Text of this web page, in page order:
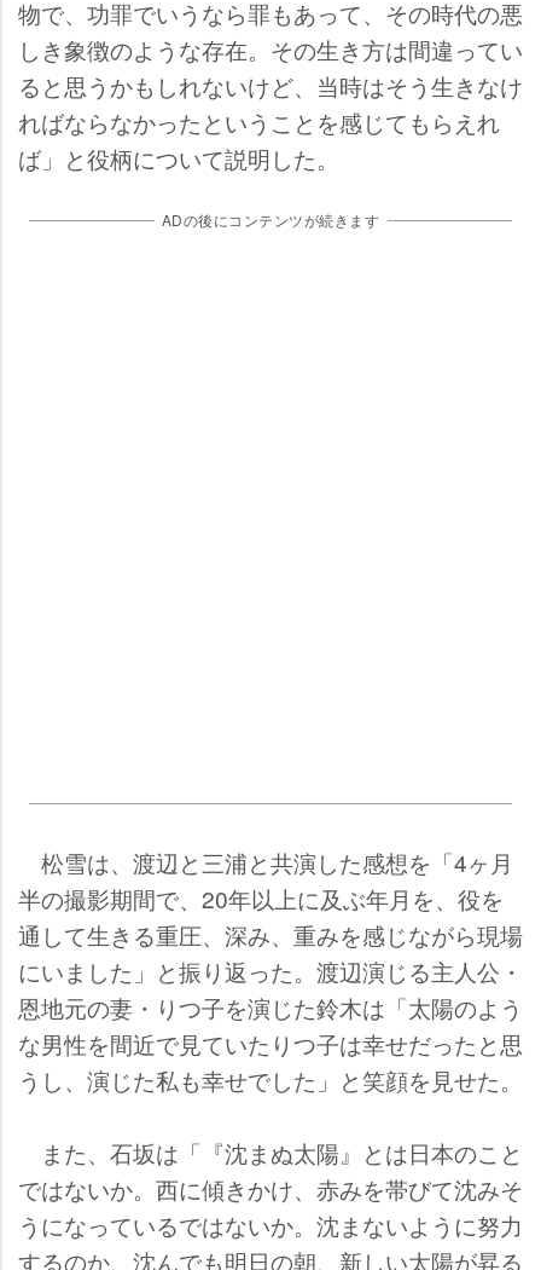
物で、功罪でいうなら罪もあって、その時代の悪
しき象徴のような存在。その生き方は間違ってい
ると思うかもしれないけど、当時はそう生きなけ
ればならなかったということを感じてもらえれ
ば」と役柄について説明した。
ADの後にコンテンツが続きます
松雪は、渡辺と三浦と共演した感想を「4ヶ月
半の撮影期間で、20年以上に及ぶ年月を、役を
通して生きる重圧、深み、重みを感じながら現場
にいました」と振り返った。渡辺演じる主人公・
恩地元の妻・りつ子を演じた鈴木は「太陽のよう
な男性を間近で見ていたりつ子は幸せだったと思
うし、演じた私も幸せでした」と笑顔を見せた。
また、石坂は「『沈まぬ太陽』とは日本のこと
ではないか。西に傾きかけ、赤みを帯びて沈みそ
うになっているではないか。沈まないように努力
するのか、沈んでも明日の朝、新しい太陽が昇る